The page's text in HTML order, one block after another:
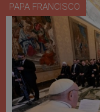
PAPA FRANCISCO